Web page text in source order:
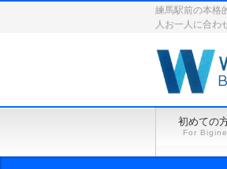
練馬駅前の本格
人お一人に合わ
初めての
For